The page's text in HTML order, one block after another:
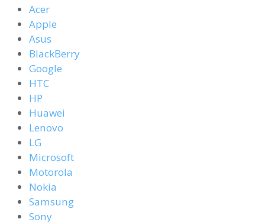
Acer
Apple
Asus
BlackBerry
Google
HTC
HP
Huawei
Lenovo
LG
Microsoft
Motorola
Nokia
Samsung
Sony